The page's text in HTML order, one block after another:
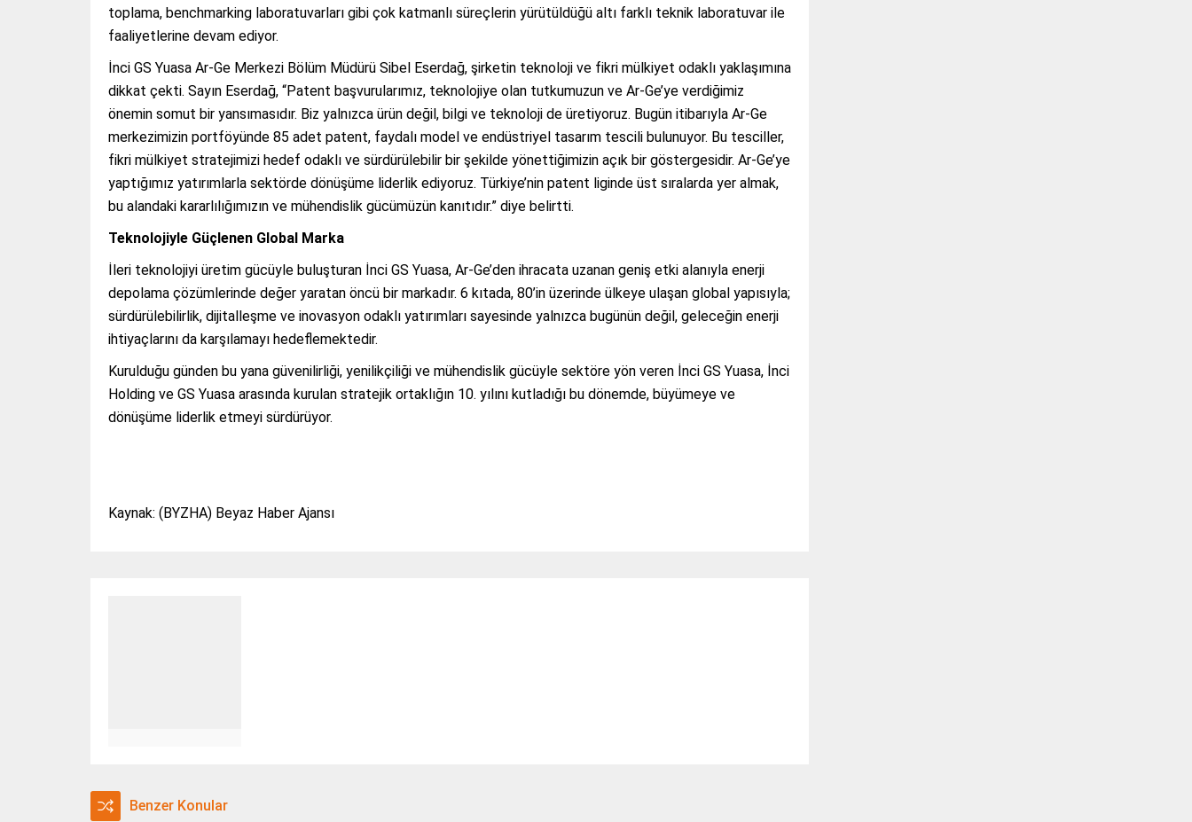
toplama, benchmarking laboratuvarları gibi çok katmanlı süreçlerin yürütüldüğü altı farklı teknik laboratuvar ile
faaliyetlerine devam ediyor.
İnci GS Yuasa Ar-Ge Merkezi Bölüm Müdürü Sibel Eserdağ, şirketin teknoloji ve fikri mülkiyet odaklı yaklaşımına
dikkat çekti. Sayın Eserdağ, “Patent başvurularımız, teknolojiye olan tutkumuzun ve Ar-Ge’ye verdiğimiz
önemin somut bir yansımasıdır. Biz yalnızca ürün değil, bilgi ve teknoloji de üretiyoruz. Bugün itibarıyla Ar-Ge
merkezimizin portföyünde 85 adet patent, faydalı model ve endüstriyel tasarım tescili bulunuyor. Bu tesciller,
fikri mülkiyet stratejimizi hedef odaklı ve sürdürülebilir bir şekilde yönettiğimizin açık bir göstergesidir. Ar-Ge’ye
yaptığımız yatırımlarla sektörde dönüşüme liderlik ediyoruz. Türkiye’nin patent liginde üst sıralarda yer almak,
bu alandaki kararlılığımızın ve mühendislik gücümüzün kanıtıdır.” diye belirtti.
Teknolojiyle Güçlenen Global Marka
İleri teknolojiyi üretim gücüyle buluşturan İnci GS Yuasa, Ar-Ge’den ihracata uzanan geniş etki alanıyla enerji
depolama çözümlerinde değer yaratan öncü bir markadır. 6 kıtada, 80’in üzerinde ülkeye ulaşan global yapısıyla;
sürdürülebilirlik, dijitalleşme ve inovasyon odaklı yatırımları sayesinde yalnızca bugünün değil, geleceğin enerji
ihtiyaçlarını da karşılamayı hedeflemektedir.
Kurulduğu günden bu yana güvenilirliği, yenilikçiliği ve mühendislik gücüyle sektöre yön veren İnci GS Yuasa, İnci
Holding ve GS Yuasa arasında kurulan stratejik ortaklığın 10. yılını kutladığı bu dönemde, büyümeye ve
dönüşüme liderlik etmeyi sürdürüyor.
Kaynak: (BYZHA) Beyaz Haber Ajansı
Benzer Konular